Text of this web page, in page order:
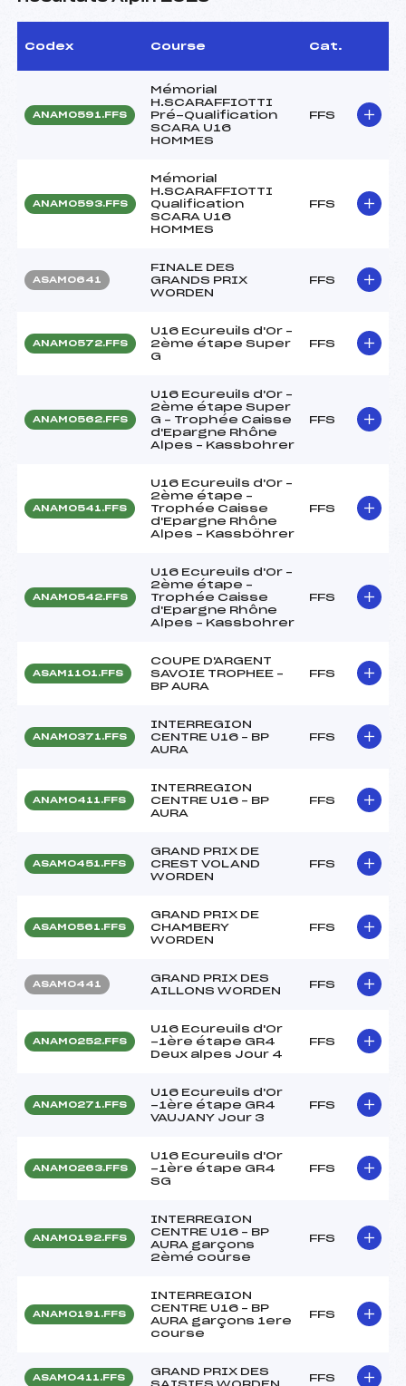
Codex Course Cat.
ANAM0591.FFS
Mémorial
H.SCARAFFIOTTI
Pré-Qualification
SCARA U16
HOMMES
FFS
ANAM0593.FFS
Mémorial
H.SCARAFFIOTTI
Qualification
SCARA U16
HOMMES
FFS
ASAM0641
FINALE DES
GRANDS PRIX
WORDEN
FFS
ANAM0572.FFS
U16 Ecureuils d'Or –
2ème étape Super
G
FFS
ANAM0562.FFS
U16 Ecureuils d'Or –
2ème étape Super
G – Trophée Caisse
d'Epargne Rhône
Alpes – Kassbohrer
FFS
ANAM0541.FFS
U16 Ecureuils d'Or –
2ème étape –
Trophée Caisse
d'Epargne Rhône
Alpes – Kassböhrer
FFS
ANAM0542.FFS
U16 Ecureuils d'Or –
2ème étape –
Trophée Caisse
d'Epargne Rhône
Alpes – Kassbohrer
FFS
ASAM1101.FFS
COUPE D'ARGENT
SAVOIE TROPHEE –
BP AURA
FFS
ANAM0371.FFS
INTERREGION
CENTRE U16 – BP
AURA
FFS
ANAM0411.FFS
INTERREGION
CENTRE U16 – BP
AURA
FFS
ASAM0451.FFS
GRAND PRIX DE
CREST VOLAND
WORDEN
FFS
ASAM0561.FFS
GRAND PRIX DE
CHAMBERY
WORDEN
FFS
ASAM0441
GRAND PRIX DES
AILLONS WORDEN
FFS
ANAM0252.FFS
U16 Ecureuils d'Or
-1ère étape GR4
Deux alpes Jour 4
FFS
ANAM0271.FFS
U16 Ecureuils d'Or
-1ère étape GR4
VAUJANY Jour 3
FFS
ANAM0263.FFS
U16 Ecureuils d'Or
-1ère étape GR4
SG
FFS
ANAM0192.FFS
INTERREGION
CENTRE U16 – BP
AURA garçons
2èmé course
FFS
ANAM0191.FFS
INTERREGION
CENTRE U16 – BP
AURA garçons 1ere
course
FFS
ASAM0411.FFS
GRAND PRIX DES
SAISIES WORDEN
FFS